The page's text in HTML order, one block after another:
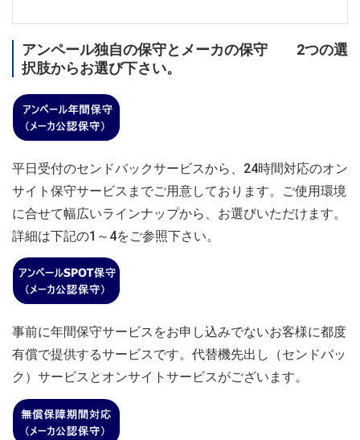
アンペール独自の保守とメーカの保守 2つの選
択肢からお選び下さい。
平日受付のセンドバックサービスから、24時間対応のオン
サイト保守サービスまでご用意しております。ご使用環境
に合せて幅広いラインナップから、お選びいただけます。
詳細は下記の1～4をご参照下さい。
事前に年間保守サービスをお申し込みでないお客様に都度
有償で提供するサービスです。代替機先出し（センドバッ
ク）サービスとオンサイトサービスがございます。